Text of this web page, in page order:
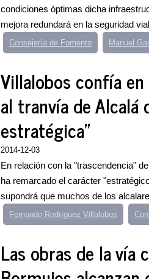
condiciones óptimas dicha
mejora redundará en la seguridad
Consejería de Fomento Manuel
Villalobos confía
al tranvía de
estratégica"
2014-12-03
En relación con la "trascendencia"
ha remarcado el carácter
supondrá que muchos de los
Fernando Rodríguez Villalobos
Las obras de la vía